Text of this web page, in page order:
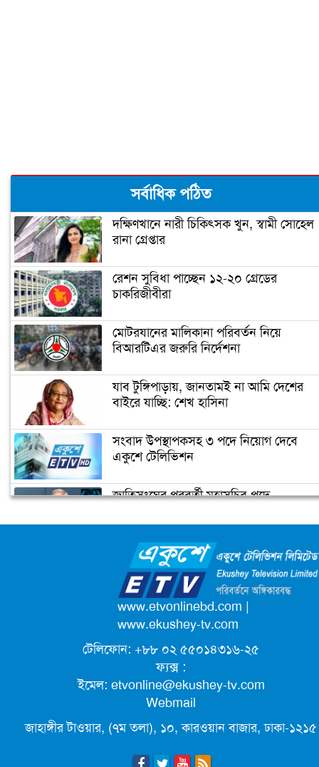
‘আপনি ক্রিকেটার, হিন্দুদের ধর্মগুরু নন’
মাশরাফির ক্যারিয়ার শেষ!
ফিটনেসে সাকিবের সফলতার রহস্য ফাঁস
অবশেষে ক্ষমা প্রার্থনা করলেন সাকিব
টেস্ট ক্রিকেটে দু’দশক : কুঁড়ির বৃন্তবন্দী
সর্বাধিক পঠিত
দক্ষিণখানে নারী চিকিৎসক খুন, স্বামী সোহেল
রানা গ্রেপ্তার
রেশন সুবিধা পাচ্ছেন ১২-২০ গ্রেডের
চাকরিজীবীরা
মোটরযানের মালিকানা পরিবর্তন নিয়ে
বিআরটিএর জরুরি নির্দেশনা
যাব টুঙ্গিপাড়ায়, জানতামই না আমি দেশের
বাইরে যাচ্ছি: শেখ হাসিনা
সংবাদ উপস্থাপকসহ ৩ পদে নিয়োগ দেবে
একুশে টেলিভিশন
জাতিসংঘের পরবর্তী মহাসচিব পদে
ক্যাম্পাস অ্যাম্বাসেডর নিয়োগ দিচ্ছে একুশে
টেলিভিশন
পদোন্নতি পেয়ে সচিব হলেন ২ কর্মকর্তা
লিগ্যাল এইডের মাধ্যমে সন্তান ফিরে পেল
সেই কিশোরী মা জুঁই
জেট ফুয়েলের দাম কমলো লিটারে ১৯ টাকা
www.etvonlinebd.com |
www.ekushey-tv.com
টেলিফোন: +৮৮ ০২ ৫৫০১৪৩১৬-২৫
ফ্যক্স :
ইমেল: etvonline@ekushey-tv.com
Webmail
জাহাঙ্গীর টাওয়ার, (৭ম তলা), ১০, কারওয়ান বাজার, ঢাকা-১২১৫